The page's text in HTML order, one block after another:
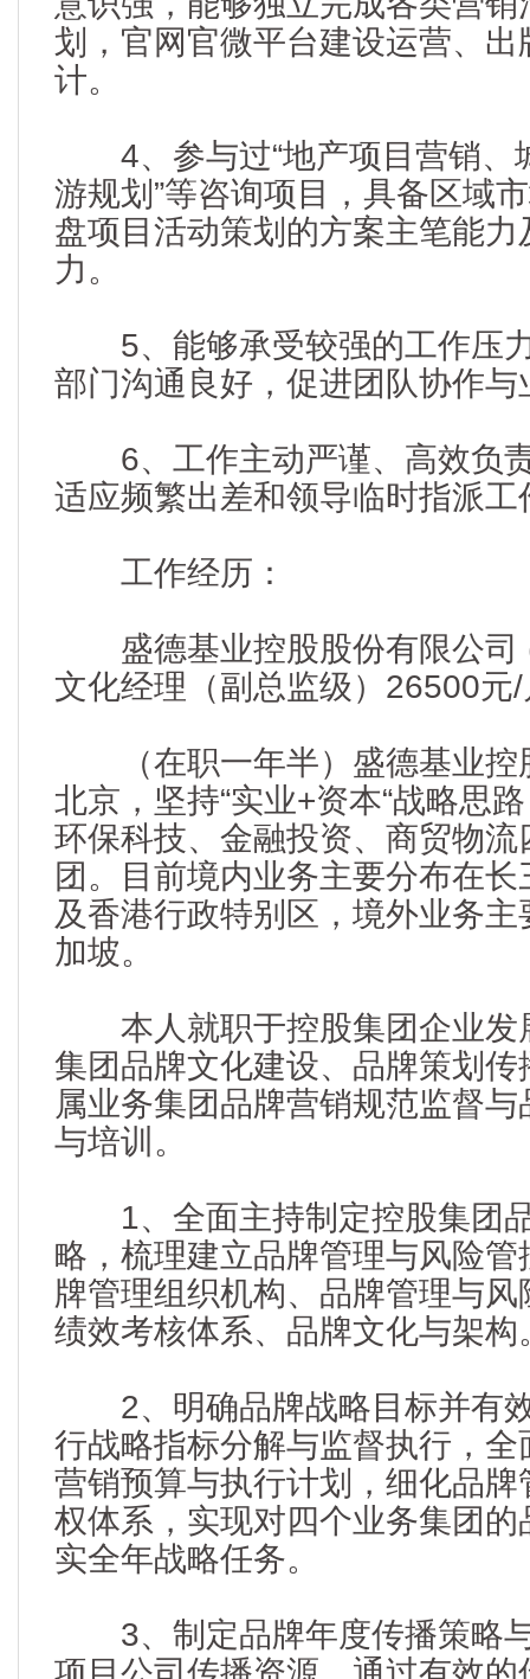
划，官网官微平台建设运营、
计。
4、参与过“地产项目营销、
游规划”等咨询项目，具备区域
盘项目活动策划的方案主笔能
力。
5、能够承受较强的工作压
部门沟通良好，促进团队协作与
6、工作主动严谨、高效负
适应频繁出差和领导临时指派工
工作经历：
盛德基业控股股份有限公司
文化经理（副总监级）26500元
（在职一年半）盛德基业控
北京，坚持“实业+资本“战略思
环保科技、金融投资、商贸物
团。目前境内业务主要分布在
及香港行政特别区，境外业务
加坡。
本人就职于控股集团企业发
集团品牌文化建设、品牌策划
属业务集团品牌营销规范监督
与培训。
1、全面主持制定控股集团
略，梳理建立品牌管理与风险
牌管理组织机构、品牌管理与
绩效考核体系、品牌文化与架构
2、明确品牌战略目标并有
行战略指标分解与监督执行，
营销预算与执行计划，细化品
权体系，实现对四个业务集团
实全年战略任务。
3、制定品牌年度传播策略